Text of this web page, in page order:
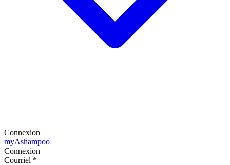
Connexion
myAshampoo
Connexion
Courriel *